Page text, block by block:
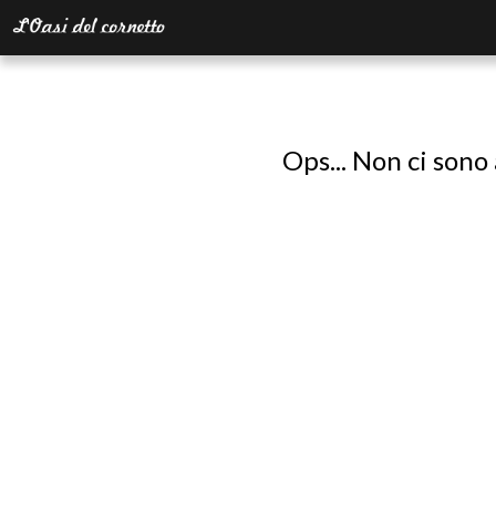
Ops... Non ci